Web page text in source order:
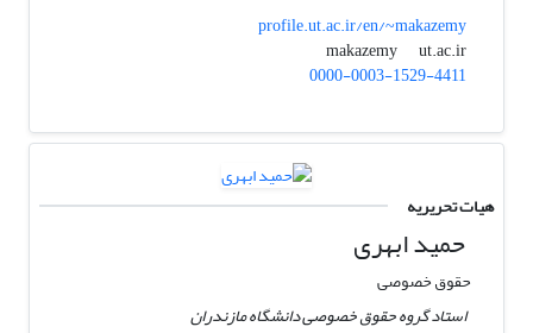
profile.ut.ac.ir/en/~makazemy
makazemy
ut.ac.ir
0000-0003-1529-4411
هیات تحریریه
حمید ابهری
حقوق خصوصی
استاد گروه حقوق خصوصی دانشگاه مازندران